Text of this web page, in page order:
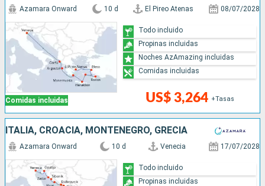
Comidas incluidas
Azamara Onward 10 d El Pireo Atenas 08/07/2028
US$ 3,264 +Tasas
Todo incluido
Propinas incluidas
Noches AzAmazing incluidas
Comidas incluidas
ITALIA, CROACIA, MONTENEGRO, GRECIA
Azamara Onward 10 d Venecia 17/07/2028
Todo incluido
Propinas incluidas